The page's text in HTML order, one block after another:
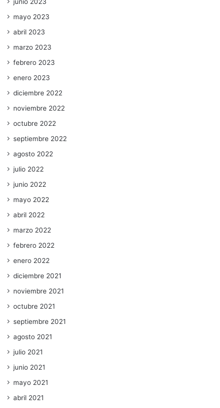
mayo 2023
abril 2023
marzo 2023
febrero 2023
enero 2023
diciembre 2022
noviembre 2022
octubre 2022
septiembre 2022
agosto 2022
julio 2022
junio 2022
mayo 2022
abril 2022
marzo 2022
febrero 2022
enero 2022
diciembre 2021
noviembre 2021
octubre 2021
septiembre 2021
agosto 2021
julio 2021
junio 2021
mayo 2021
abril 2021